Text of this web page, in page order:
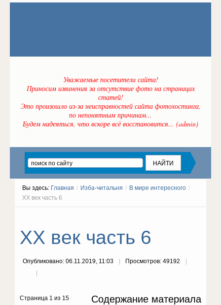
Уважаемые посетители сайта!
Приносим извинения за отсутствие фото на страницах
статей!
Это произошло из-за неисправностей сайта фотохостинга,
по непонятным причинам...
Будем надеяться, что вскоре всё восстановится... (admin)
Вы здесь: Главная / Изба-читальня / В мире интересного /
ХХ век часть 6
ХХ век часть 6
Опубликовано: 06.11.2019, 11:03 Просмотров: 49192
Содержание материала
Страница 1 из 15